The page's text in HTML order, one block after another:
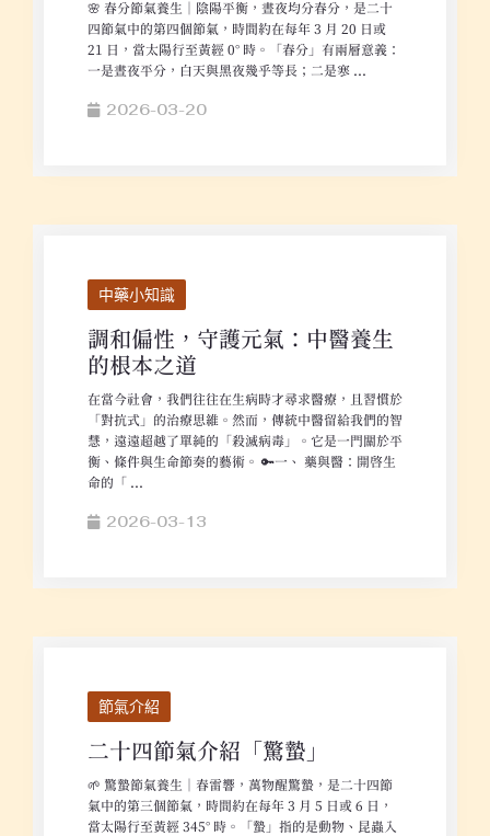
🌸 春分節氣養生｜陰陽平衡，晝夜均分春分，是二十
四節氣中的第四個節氣，時間約在每年 3 月 20 日或
21 日，當太陽行至黃經 0° 時。「春分」有兩層意義：
一是晝夜平分，白天與黑夜幾乎等長；二是寒 ...
2026-03-20
中藥小知識
調和偏性，守護元氣：中醫養生
的根本之道
在當今社會，我們往往在生病時才尋求醫療，且習慣於
「對抗式」的治療思維。然而，傳統中醫留給我們的智
慧，遠遠超越了單純的「殺滅病毒」。它是一門關於平
衡、條件與生命節奏的藝術。 🔑一、 藥與醫：開啟生
命的「 ...
2026-03-13
節氣介紹
二十四節氣介紹「驚蟄」
🌱 驚蟄節氣養生｜春雷響，萬物醒驚蟄，是二十四節
氣中的第三個節氣，時間約在每年 3 月 5 日或 6 日，
當太陽行至黃經 345° 時。「蟄」指的是動物、昆蟲入